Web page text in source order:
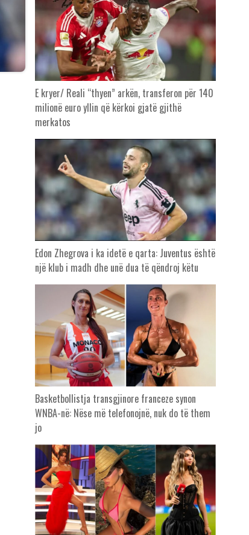
E kryer/ Reali “thyen” arkën, transferon për 140
milionë euro yllin që kërkoi gjatë gjithë
merkatos
Edon Zhegrova i ka idetë e qarta: Juventus është
një klub i madh dhe unë dua të qëndroj këtu
Basketbollistja transgjinore franceze synon
WNBA-në: Nëse më telefonojnë, nuk do të them
jo